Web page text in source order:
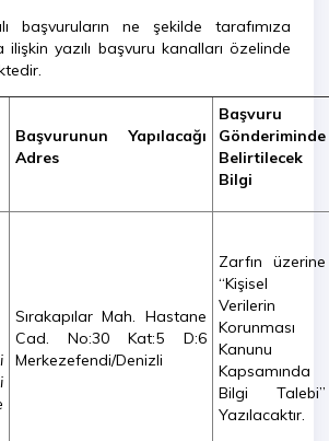
başvuruların ne şekilde tarafımıza
ilişkin yazılı başvuru kanalları özelinde
Başvurunun Yapılacağı
Adres
Başvuru
Gönderiminde
Belirtilecek
Bilgi
Sırakapılar Mah. Hastane
Cad. No:30 Kat:5 D:6
Merkezefendi/Denizli
Zarfın üzerine
“Kişisel
Verilerin
Korunması
Kanunu
Kapsamında
Bilgi Talebi”
Yazılacaktır.